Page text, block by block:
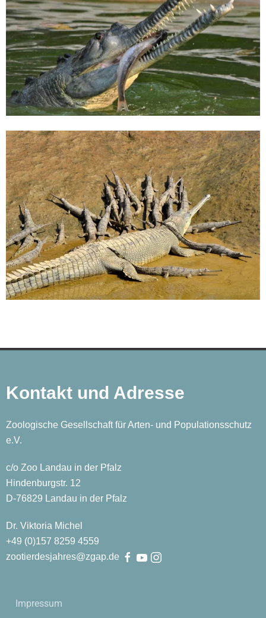
Kontakt und Adresse
Zoologische Gesellschaft für Arten- und Populationsschutz
e.V.
c/o Zoo Landau in der Pfalz
Hindenburgstr. 12
D-76829 Landau in der Pfalz
Dr. Viktoria Michel
+49 (0)157 8259 4559
zootierdesjahres@zgap.de
Impressum